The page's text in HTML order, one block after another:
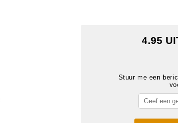
4.95
Stuur me een